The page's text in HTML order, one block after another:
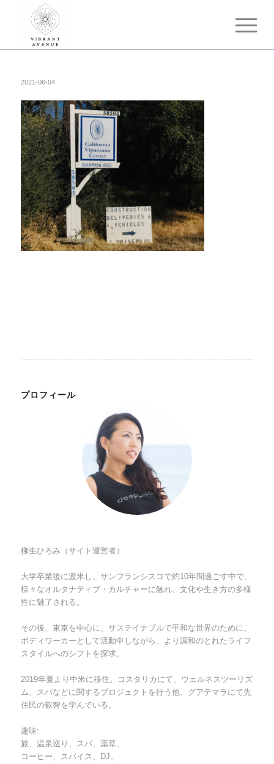
2021-06-04
プロフィール
柳生ひろみ（サイト運営者）
大学卒業後に渡米し、サンフランシスコで約10年間過ごす中で、
様々なオルタナティブ・カルチャーに触れ、文化や生き方の多様
性に魅了される。
その後、東京を中心に、サステイナブルで平和な世界のために、
ボディワーカーとして活動中しながら、より調和のとれたライフ
スタイルへのシフトを探求。
2019年夏より中米に移住。コスタリカにて、ウェルネスツーリズ
ム、スパなどに関するプロジェクトを行う他、グアテマラにて先
住民の叡智を学んでいる。
趣味:
旅、温泉巡り、スパ、薬草、
コーヒー、スパイス、DJ、